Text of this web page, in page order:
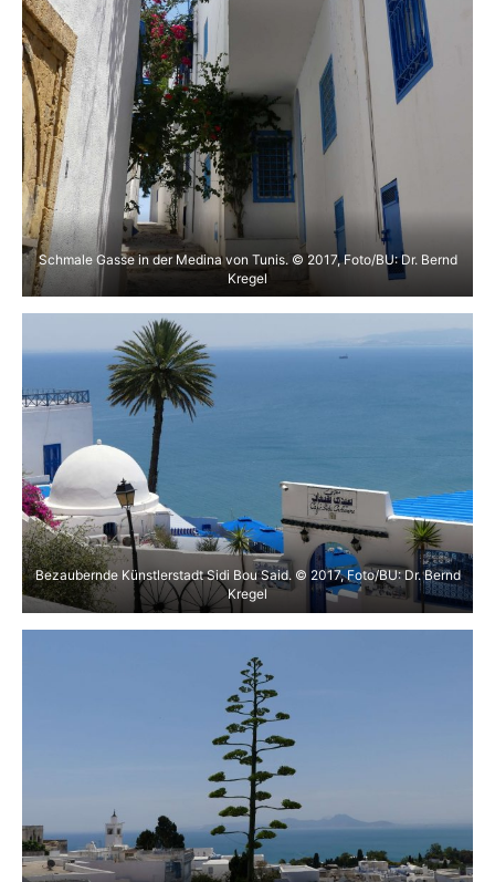
Schmale Gasse in der Medina von Tunis. © 2017, Foto/BU: Dr. Bernd
Kregel
Bezaubernde Künstlerstadt Sidi Bou Said. © 2017, Foto/BU: Dr. Bernd
Kregel